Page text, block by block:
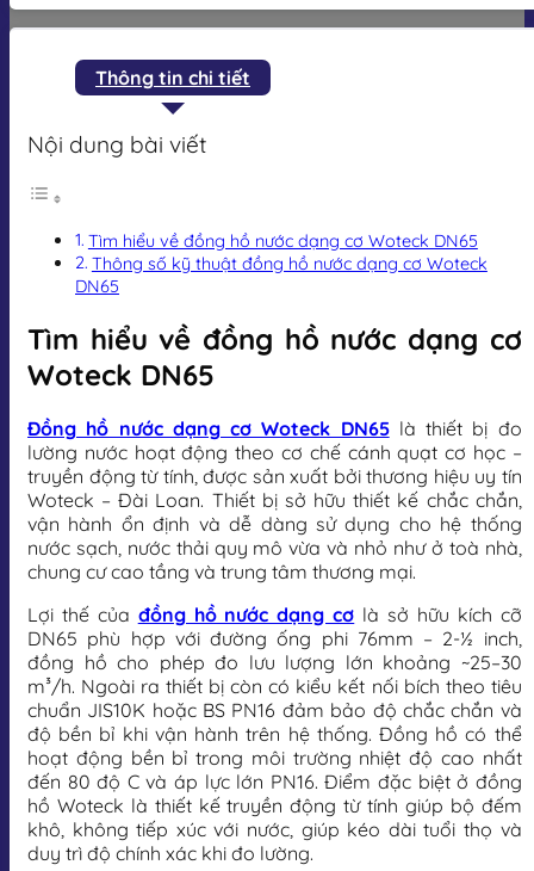
Thông tin chi tiết
Nội dung bài viết
Tìm hiểu về đồng hồ nước dạng cơ Woteck DN65
Thông số kỹ thuật đồng hồ nước dạng cơ Woteck
DN65
Tìm hiểu về đồng hồ nước dạng cơ
Woteck DN65
Đồng hồ nước dạng cơ Woteck DN65là thiết bị đo
lường nước hoạt động theo cơ chế cánh quạt cơ học –
truyền động từ tính, được sản xuất bởi thương hiệu uy tín
Woteck – Đài Loan. Thiết bị sở hữu thiết kế chắc chắn,
vận hành ổn định và dễ dàng sử dụng cho hệ thống
nước sạch, nước thải quy mô vừa và nhỏ như ở toà nhà,
chung cư cao tầng và trung tâm thương mại.
Lợi thế của đồng hồ nước dạng cơ là sở hữu kích cỡ
DN65 phù hợp với đường ống phi 76mm – 2-½ inch,
đồng hồ cho phép đo lưu lượng lớn khoảng ~25–30
m³/h. Ngoài ra thiết bị còn có kiểu kết nối bích theo tiêu
chuẩn JIS10K hoặc BS PN16 đảm bảo độ chắc chắn và
độ bền bỉ khi vận hành trên hệ thống. Đồng hồ có thể
hoạt động bền bỉ trong môi trường nhiệt độ cao nhất
đến 80 độ C và áp lực lớn PN16. Điểm đặc biệt ở đồng
hồ Woteck là thiết kế truyền động từ tính giúp bộ đếm
khô, không tiếp xúc với nước, giúp kéo dài tuổi thọ và
duy trì độ chính xác khi đo lường.